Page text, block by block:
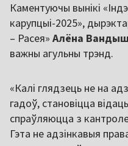
Каментуючы вынікі
карупцыі-2025»,
– Расея» Алёна
важны агульны трэнд.
«Калі глядзець не на
гадоў, становіцца
спраўляюцца з
Гэта не адзінкавыя